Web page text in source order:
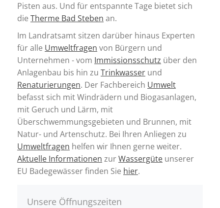
Pisten aus. Und für entspannte Tage bietet sich
die Therme Bad Steben an.
Im Landratsamt sitzen darüber hinaus Experten
für alle Umweltfragen von Bürgern und
Unternehmen - vom Immissionsschutz über den
Anlagenbau bis hin zu Trinkwasser und
Renaturierungen. Der Fachbereich Umwelt
befasst sich mit Windrädern und Biogasanlagen,
mit Geruch und Lärm, mit
Überschwemmungsgebieten und Brunnen, mit
Natur- und Artenschutz. Bei Ihren Anliegen zu
Umweltfragen helfen wir Ihnen gerne weiter.
Aktuelle Informationen zurWassergüte unserer
EU Badegewässer finden Sie hier.
Unsere Öffnungszeiten